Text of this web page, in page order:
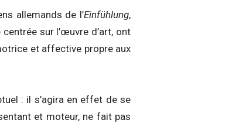
allemands de l’Einfühlung,
sur l’œuvre d’art, ont
et affective propre aux
: il s’agira en effet de se
et moteur, ne fait pas